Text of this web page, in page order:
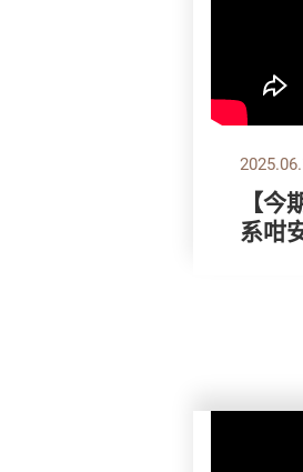
【
系咁